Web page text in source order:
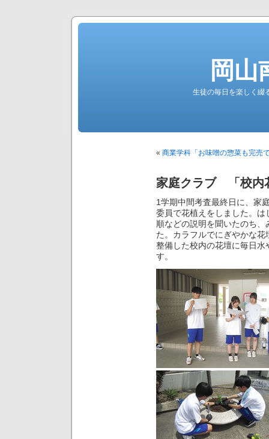
岡山
生徒の毎日を楽しく綴
« 商業学科「お味噌の惣菜も完売
家庭クラブ 「校内
1学期中間考査最終日に、家
委員で花植えをしました。
順などの説明を聞いたのち
た。カラフルでにぎやかな
整備した校内の花壇に毎日
す。